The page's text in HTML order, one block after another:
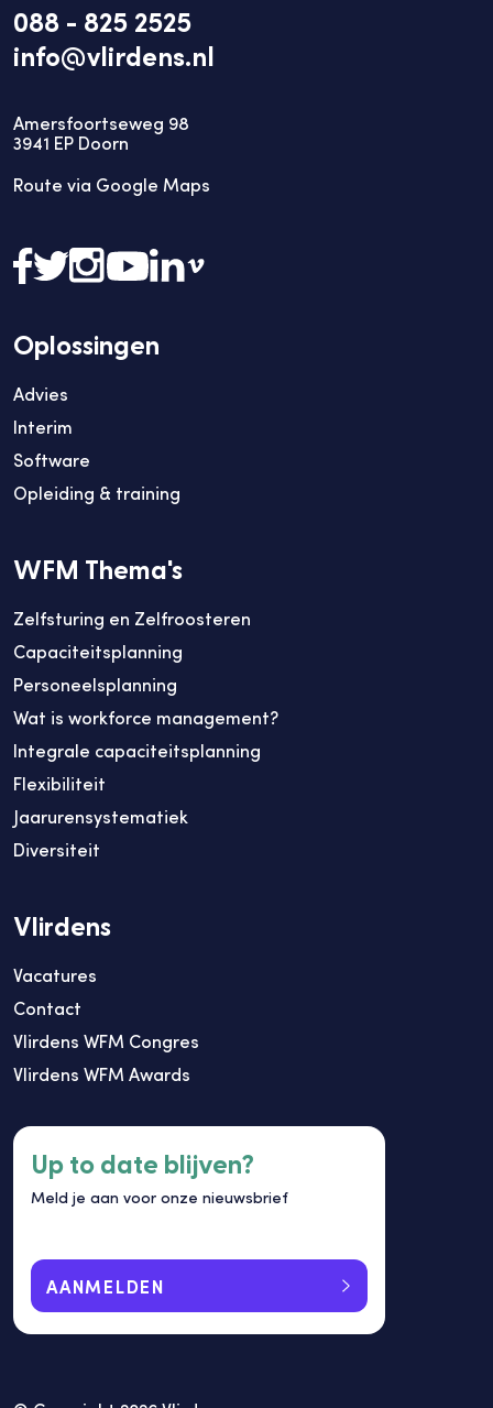
088 - 825 2525
info@vlirdens.nl
Amersfoortseweg 98
3941 EP Doorn
Route via Google Maps
Oplossingen
Advies
Interim
Software
Opleiding & training
WFM Thema's
Zelfsturing en Zelfroosteren
Capaciteitsplanning
Personeelsplanning
Wat is workforce management?
Integrale capaciteitsplanning
Flexibiliteit
Jaarurensystematiek
Diversiteit
Vlirdens
Vacatures
Contact
Vlirdens WFM Congres
Vlirdens WFM Awards
Up to date blijven?
Meld je aan voor onze nieuwsbrief
AANMELDEN